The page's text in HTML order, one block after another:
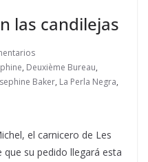
las candilejas
, Deuxième Bureau,
Baker, La Perla Negra,
el carnicero de Les
que su pedido llegará esta